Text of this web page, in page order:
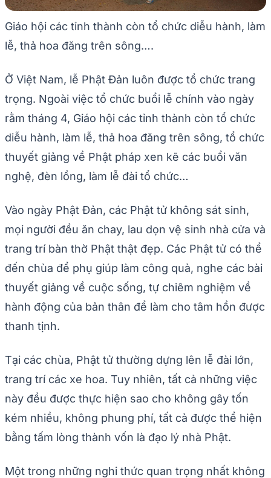
Giáo hội các tỉnh thành còn tổ chức diễu hành, làm
lễ, thả hoa đăng trên sông….
Ở Việt Nam, lễ Phật Đản luôn được tổ chức trang
trọng. Ngoài việc tổ chức buổi lễ chính vào ngày
rằm tháng 4, Giáo hội các tỉnh thành còn tổ chức
diễu hành, làm lễ, thả hoa đăng trên sông, tổ chức
thuyết giảng về Phật pháp xen kẽ các buổi văn
nghệ, đèn lồng, làm lễ đài tổ chức…
Vào ngày Phật Đản, các Phật tử không sát sinh,
mọi người đều ăn chay, lau dọn vệ sinh nhà cửa và
trang trí bàn thờ Phật thật đẹp. Các Phật tử có thể
đến chùa để phụ giúp làm công quả, nghe các bài
thuyết giảng về cuộc sống, tự chiêm nghiệm về
hành động của bản thân để làm cho tâm hồn được
thanh tịnh.
Tại các chùa, Phật tử thường dựng lên lễ đài lớn,
trang trí các xe hoa. Tuy nhiên, tất cả những việc
này đều được thực hiện sao cho không gây tốn
kém nhiều, không phung phí, tất cả được thể hiện
bằng tấm lòng thành vốn là đạo lý nhà Phật.
Một trong những nghi thức quan trọng nhất không